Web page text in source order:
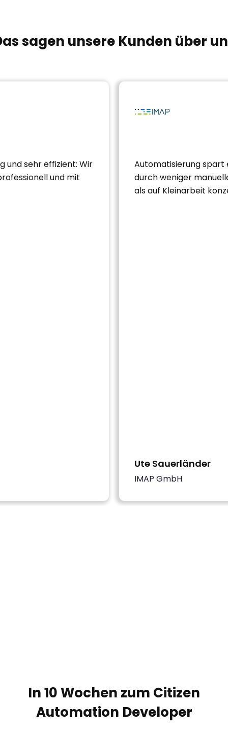
sagen unsere Kunden über
und sehr effizient: Wir
und mit
Automatisierung
durch weniger
als auf Kleinarbeit
Ute Sauerländer
IMAP GmbH
In 10 Wochen zum Citizen
Automation Developer